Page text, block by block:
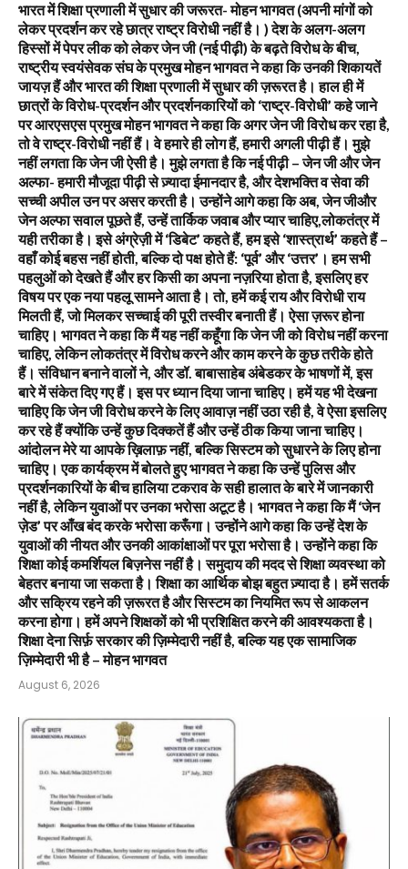
भारत में शिक्षा प्रणाली में सुधार की जरूरत- मोहन भागवत (अपनी मांगों को
लेकर प्रदर्शन कर रहे छात्र राष्ट्र विरोधी नहीं है। ) देश के अलग-अलग
हिस्सों में पेपर लीक को लेकर जेन जी (नई पीढ़ी) के बढ़ते विरोध के बीच,
राष्ट्रीय स्वयंसेवक संघ के प्रमुख मोहन भागवत ने कहा कि उनकी शिकायतें
जायज़ हैं और भारत की शिक्षा प्रणाली में सुधार की ज़रूरत है। हाल ही में
छात्रों के विरोध-प्रदर्शन और प्रदर्शनकारियों को ‘राष्ट्र-विरोधी’ कहे जाने
पर आरएसएस प्रमुख मोहन भागवत ने कहा कि अगर जेन जी विरोध कर रहा है,
तो वे राष्ट्र-विरोधी नहीं हैं। वे हमारे ही लोग हैं, हमारी अगली पीढ़ी हैं। मुझे
नहीं लगता कि जेन जी ऐसी है। मुझे लगता है कि नई पीढ़ी – जेन जी और जेन
अल्फा- हमारी मौजूदा पीढ़ी से ज़्यादा ईमानदार है, और देशभक्ति व सेवा की
सच्ची अपील उन पर असर करती है। उन्होंने आगे कहा कि अब, जेन जीऔर
जेन अल्फा सवाल पूछते हैं, उन्हें तार्किक जवाब और प्यार चाहिए,लोकतंत्र में
यही तरीका है। इसे अंग्रेज़ी में ‘डिबेट’ कहते हैं, हम इसे ‘शास्त्रार्थ’ कहते हैं –
वहाँ कोई बहस नहीं होती, बल्कि दो पक्ष होते हैं: ‘पूर्व’ और ‘उत्तर’। हम सभी
पहलुओं को देखते हैं और हर किसी का अपना नज़रिया होता है, इसलिए हर
विषय पर एक नया पहलू सामने आता है। तो, हमें कई राय और विरोधी राय
मिलती हैं, जो मिलकर सच्चाई की पूरी तस्वीर बनाती हैं। ऐसा ज़रूर होना
चाहिए। भागवत ने कहा कि मैं यह नहीं कहूँगा कि जेन जी को विरोध नहीं करना
चाहिए, लेकिन लोकतंत्र में विरोध करने और काम करने के कुछ तरीके होते
हैं। संविधान बनाने वालों ने, और डॉ. बाबासाहेब अंबेडकर के भाषणों में, इस
बारे में संकेत दिए गए हैं। इस पर ध्यान दिया जाना चाहिए। हमें यह भी देखना
चाहिए कि जेन जी विरोध करने के लिए आवाज़ नहीं उठा रही है, वे ऐसा इसलिए
कर रहे हैं क्योंकि उन्हें कुछ दिक्कतें हैं और उन्हें ठीक किया जाना चाहिए।
आंदोलन मेरे या आपके ख़िलाफ़ नहीं, बल्कि सिस्टम को सुधारने के लिए होना
चाहिए। एक कार्यक्रम में बोलते हुए भागवत ने कहा कि उन्हें पुलिस और
प्रदर्शनकारियों के बीच हालिया टकराव के सही हालात के बारे में जानकारी
नहीं है, लेकिन युवाओं पर उनका भरोसा अटूट है। भागवत ने कहा कि मैं ‘जेन
ज़ेड’ पर आँख बंद करके भरोसा करूँगा। उन्होंने आगे कहा कि उन्हें देश के
युवाओं की नीयत और उनकी आकांक्षाओं पर पूरा भरोसा है। उन्होंने कहा कि
शिक्षा कोई कमर्शियल बिज़नेस नहीं है। समुदाय की मदद से शिक्षा व्यवस्था को
बेहतर बनाया जा सकता है। शिक्षा का आर्थिक बोझ बहुत ज़्यादा है। हमें सतर्क
और सक्रिय रहने की ज़रूरत है और सिस्टम का नियमित रूप से आकलन
करना होगा। हमें अपने शिक्षकों को भी प्रशिक्षित करने की आवश्यकता है।
शिक्षा देना सिर्फ़ सरकार की ज़िम्मेदारी नहीं है, बल्कि यह एक सामाजिक
ज़िम्मेदारी भी है – मोहन भागवत
August 6, 2026